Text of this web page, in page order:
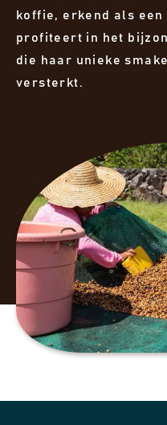
koffie, erkend als een
profiteert in het
die haar unieke
versterkt.